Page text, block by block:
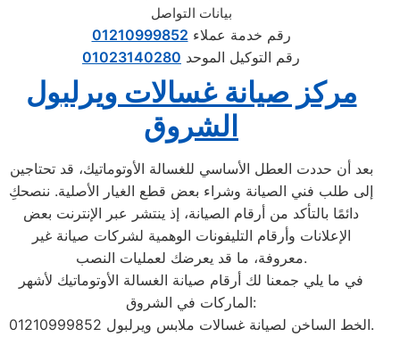
بيانات التواصل
رقم خدمة عملاء 01210999852
رقم التوكيل الموحد 01023140280
مركز صيانة غسالات ويرلبول
الشروق
بعد أن حددت العطل الأساسي للغسالة الأوتوماتيك، قد تحتاجين
إلى طلب فني الصيانة وشراء بعض قطع الغيار الأصلية. ننصحكِ
دائمًا بالتأكد من أرقام الصيانة، إذ ينتشر عبر الإنترنت بعض
الإعلانات وأرقام التليفونات الوهمية لشركات صيانة غير
معروفة، ما قد يعرضك لعمليات النصب.
في ما يلي جمعنا لك أرقام صيانة الغسالة الأوتوماتيك لأشهر
الماركات في الشروق:
الخط الساخن لصيانة غسالات ملابس ويرلبول 01210999852.